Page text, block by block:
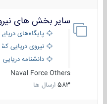
سایر بخش های
پایگاه‌های دریایی
نیروی دریایی
دانشنامه دریایی کپی
Naval Force Others
583 ارسال ها